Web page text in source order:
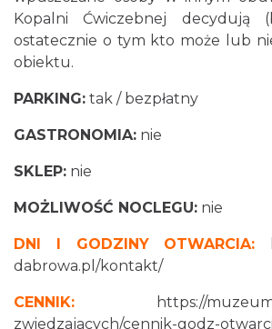
Kopalni Ćwiczebnej decydują
ostatecznie o tym kto może lub
obiektu.
PARKING: tak / bezpłatny
GASTRONOMIA: nie
SKLEP: nie
MOŻLIWOŚĆ NOCLEGU: nie
DNI I GODZINY OTWARCIA:
dabrowa.pl/kontakt/
CENNIK:
https://
zwiedzajacych/cennik-godz-